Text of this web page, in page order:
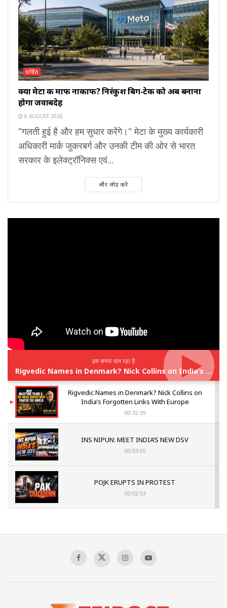
चर्चित
क्या मेटा की माफी नाकाफी? निरंकुश बिग-टेक को अब बनाना
होगा जवाबदेह
6 AUGUST 2026
"गलती हुई है और हम सुधार करेंगे।" मेटा के मुख्य कार्यकारी
अधिकारी मार्क जुकरबर्ग और उनकी टीम की ओर से भारत
सरकार के इलेक्ट्रॉनिक्स एवं...
और लोड करें
इस समय चल रहा है
Rigvedic Names in Denmark? Nick Collins on India’s Forgotten Links With Europe
Rigvedic Names in Denmark? Nick Collins on
India’s Forgotten Links With Europe
00:32:39
INS NIPUN: MEET INDIA’S NEW DSV
00:03:05
POJK ERUPTS IN PROTEST
00:02:53
Sagar